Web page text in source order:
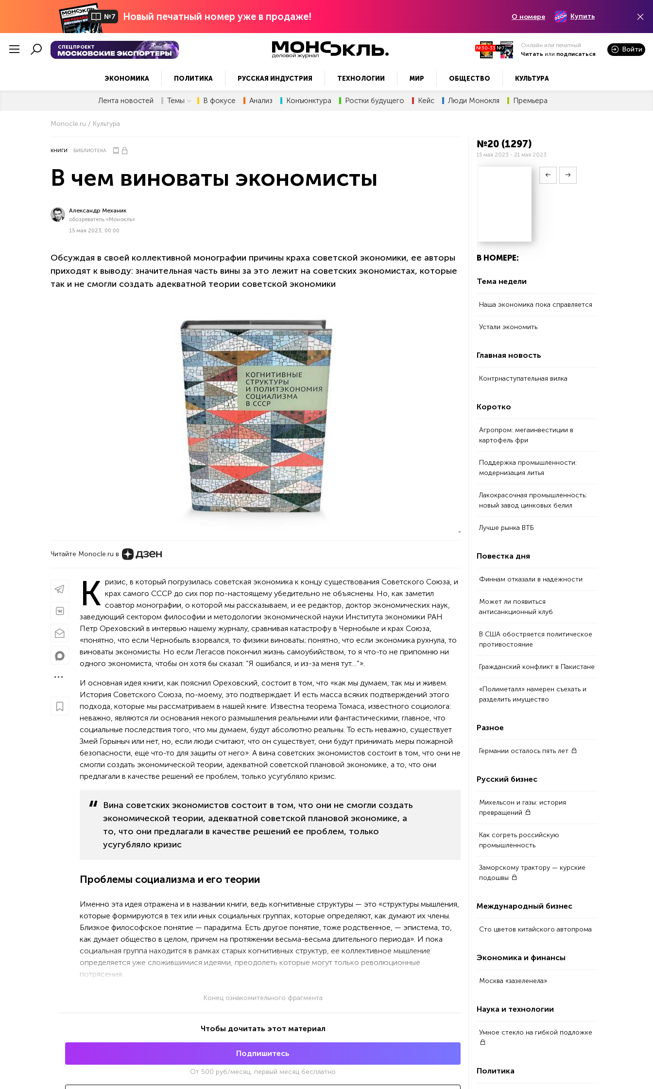
№7 Новый печатный номер уже в продаже! О номере Купить
СПЕЦПРОЕКТ №30-33 №7
Онлайн или печатный
Читать или подписаться
Войти
ЭКОНОМИКА ПОЛИТИКА РУССКАЯ ИНДУСТРИЯ ТЕХНОЛОГИИ МИР ОБЩЕСТВО КУЛЬТУРА
Лента новостей Темы В фокусе Анализ Конъюнктура Ростки будущего Кейс Люди Монокля Премьера
Monocle.ru Культура
КНИГИ БИБЛИОТЕКА
В чем виноваты экономисты
Александр Механик
обозреватель «Монокль»
15 мая 2023, 00:00
Обсуждая в своей коллективной монографии причины краха советской экономики, ее авторы
приходят к выводу: значительная часть вины за это лежит на советских экономистах, которые
так и не смогли создать адекватной теории советской экономики
Читайте Monocle.ru в
К ризис, в который погрузилась советская экономика к концу существования Советского Союза, и
крах самого СССР до сих пор по-настоящему убедительно не объяснены. Но, как заметил
соавтор монографии, о которой мы рассказываем, и ее редактор, доктор экономических наук,
заведующий сектором философии и методологии экономической науки Института экономики РАН
Петр Ореховский в интервью нашему журналу, сравнивая катастрофу в Чернобыле и крах Союза,
«понятно, что если Чернобыль взорвался, то физики виноваты; понятно, что если экономика рухнула, то
виноваты экономисты. Но если Легасов покончил жизнь самоубийством, то я что-то не припомню ни
одного экономиста, чтобы он хотя бы сказал: “Я ошибался, и из-за меня тут…”».
И основная идея книги, как пояснил Ореховский, состоит в том, что «как мы думаем, так мы и живем.
История Советского Союза, по-моему, это подтверждает. И есть масса всяких подтверждений этого
подхода, которые мы рассматриваем в нашей книге. Известна теорема Томаса, известного социолога:
неважно, являются ли основания некого размышления реальными или фантастическими, главное, что
социальные последствия того, что мы думаем, будут абсолютно реальны. То есть неважно, существует
Змей Горыныч или нет, но, если люди считают, что он существует, они будут принимать меры пожарной
безопасности, еще что-то для защиты от него». А вина советских экономистов состоит в том, что они не
смогли создать экономической теории, адекватной советской плановой экономике, а то, что они
предлагали в качестве решений ее проблем, только усугубляло кризис.
Вина советских экономистов состоит в том, что они не смогли создать
экономической теории, адекватной советской плановой экономике, а
то, что они предлагали в качестве решений ее проблем, только
усугубляло кризис
Проблемы социализма и его теории
Именно эта идея отражена и в названии книги, ведь когнитивные структуры — это «структуры мышления,
которые формируются в тех или иных социальных группах, которые определяют, как думают их члены.
Близкое философское понятие — парадигма. Есть другое понятие, тоже родственное, — эпистема, то,
как думает общество в целом, причем на протяжении весьма-весьма длительного периода». И пока
социальная группа находится в рамках старых когнитивных структур, ее коллективное мышление
определяется уже сложившимися идеями, преодолеть которые могут только революционные
потрясения.
Конец ознакомительного фрагмента
Чтобы дочитать этот материал
Подпишитесь
От 500 руб/месяц, первый месяц бесплатно
№20 (1297)
15 мая 2023 - 21 мая 2023
В НОМЕРЕ:
Тема недели
Наша экономика пока справляется
Устали экономить
Главная новость
Контрнаступательная вилка
Коротко
Агропром: мегаинвестиции в
картофель фри
Поддержка промышленности:
модернизация литья
Лакокрасочная промышленность:
новый завод цинковых белил
Лучше рынка ВТБ
Повестка дня
Финнам отказали в надежности
Может ли появиться
антисанкционный клуб
В США обостряется политическое
противостояние
Гражданский конфликт в Пакистане
«Полиметалл» намерен съехать и
разделить имущество
Разное
Германии осталось пять лет
Русский бизнес
Михельсон и газы: история
превращений
Как согреть российскую
промышленность
Заморскому трактору — курские
подошвы
Международный бизнес
Сто цветов китайского автопрома
Экономика и финансы
Москва «зазеленела»
Наука и технологии
Умное стекло на гибкой подложке
Политика